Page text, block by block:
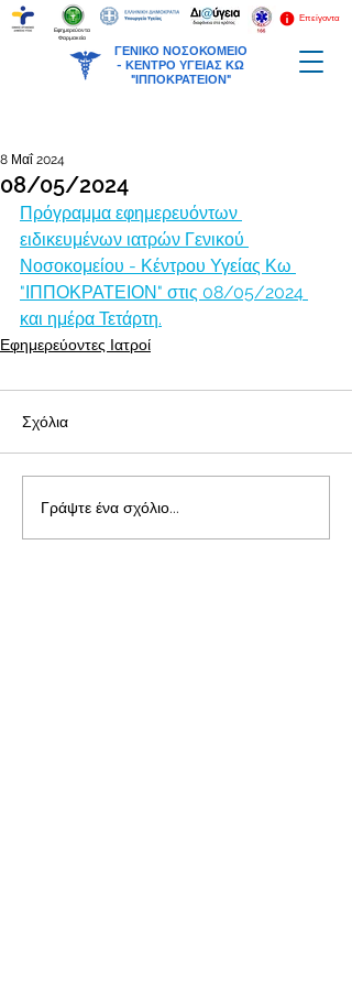
ΓΕΝΙΚΟ ΝΟΣΟΚΟΜΕΙΟ
- ΚΕΝΤΡΟ ΥΓΕΙΑΣ ΚΩ
"ΙΠΠΟΚΡΑΤΕΙΟΝ"
Επείγοντα
Εφημερεύοντα
Φαρμακεία
08/05/2024
8 Μαΐ 2024
Πρόγραμμα εφημερευόντων
ειδικευμένων ιατρών Γενικού
Νοσοκομείου - Κέντρου Υγείας Κω
"ΙΠΠΟΚΡΑΤΕΙΟΝ" στις 08/05/2024
και ημέρα Τετάρτη.
Εφημερεύοντες Ιατροί
Σχόλια
Γράψτε ένα σχόλιο...